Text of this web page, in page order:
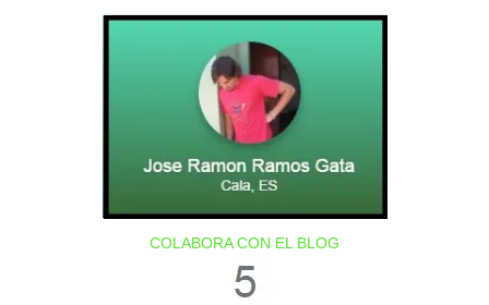
COLABORA CON EL BLOG